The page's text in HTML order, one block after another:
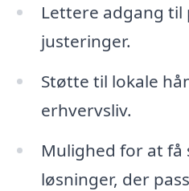
Lettere adgang
justeringer.
Støtte til lokale
erhvervsliv.
Mulighed for at
løsninger, der